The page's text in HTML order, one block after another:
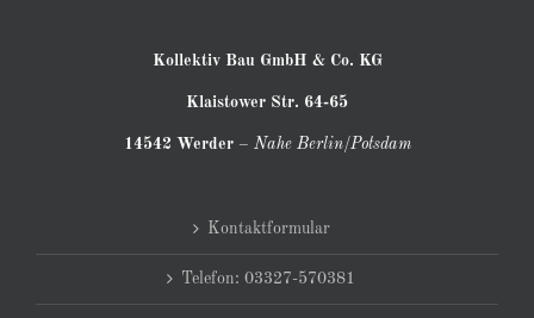
Kollektiv Bau GmbH & Co. KG
Klaistower Str. 64-65
14542 Werder– Nahe Berlin/Potsdam
Kontaktformular
Telefon: 03327-570381